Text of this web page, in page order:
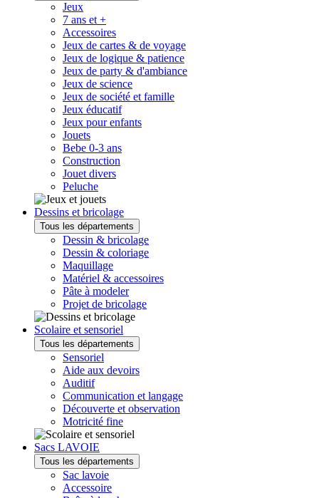
Jeux
7 ans et +
Accessoires
Jeux de cartes & de voyage
Jeux de logique & patience
Jeux de party & d'ambiance
Jeux de science
Jeux de société et famille
Jeux éducatif
Jeux pour enfants
Jouets
Bebe 0-3 ans
Construction
Jouet divers
Peluche
Dessins et bricolage
Tous les départements
Dessin & bricolage
Dessin & coloriage
Maquillage
Matériel & accessoires
Pâte à modeler
Projet de bricolage
Scolaire et sensoriel
Tous les départements
Sensoriel
Aide aux devoirs
Auditif
Communication et langage
Découverte et observation
Motricité fine
Sacs LAVOIE
Tous les départements
Sac lavoie
Accessoire